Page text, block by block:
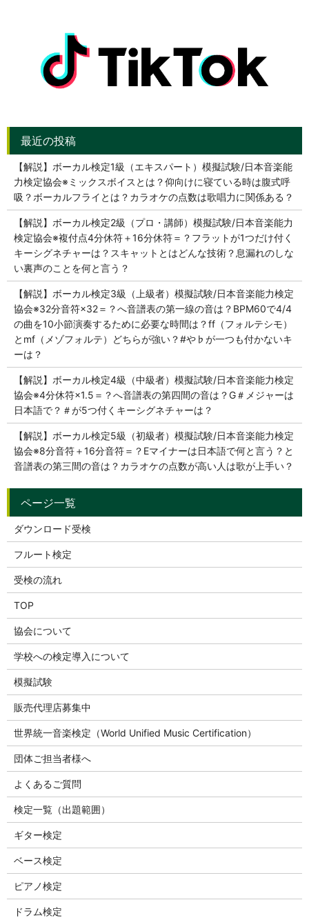
【解説】ボーカル検定1級（エキスパート）模擬試験/日本音楽能
力検定協会※ミックスボイスとは？仰向けに寝ている時は腹式呼
吸？ボーカルフライとは？カラオケの点数は歌唱力に関係ある？
【解説】ボーカル検定2級（プロ・講師）模擬試験/日本音楽能力
検定協会※複付点4分休符＋16分休符＝？フラットが1つだけ付く
キーシグネチャーは？スキャットとはどんな技術？息漏れのしな
い裏声のことを何と言う？
【解説】ボーカル検定3級（上級者）模擬試験/日本音楽能力検定
協会※32分音符×32＝？へ音譜表の第一線の音は？BPM60で4/4
の曲を10小節演奏するために必要な時間は？ff（フォルテシモ）
とmf（メゾフォルテ）どちらが強い？#や♭が一つも付かないキ
ーは？
【解説】ボーカル検定4級（中級者）模擬試験/日本音楽能力検定
協会※4分休符×1.5＝？へ音譜表の第四間の音は？G＃メジャーは
日本語で？＃が5つ付くキーシグネチャーは？
【解説】ボーカル検定5級（初級者）模擬試験/日本音楽能力検定
協会※8分音符＋16分音符＝？Eマイナーは日本語で何と言う？と
音譜表の第三間の音は？カラオケの点数が高い人は歌が上手い？
ダウンロード受検
フルート検定
受検の流れ
TOP
協会について
学校への検定導入について
模擬試験
販売代理店募集中
世界統一音楽検定（World Unified Music Certification）
団体ご担当者様へ
よくあるご質問
検定一覧（出題範囲）
ギター検定
ベース検定
ピアノ検定
ドラム検定